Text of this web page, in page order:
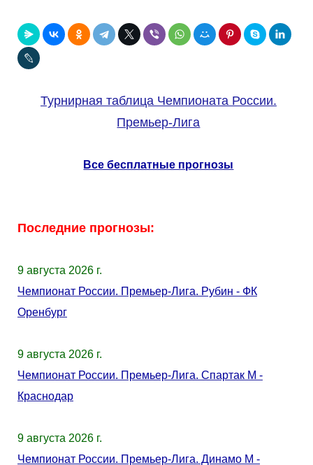
Турнирная таблица Чемпионата России.
Премьер-Лига
Все бесплатные прогнозы
Последние прогнозы:
9 августа 2026 г.
Чемпионат России. Премьер-Лига. Рубин - ФК
Оренбург
9 августа 2026 г.
Чемпионат России. Премьер-Лига. Спартак М -
Краснодар
9 августа 2026 г.
Чемпионат России. Премьер-Лига. Динамо М -